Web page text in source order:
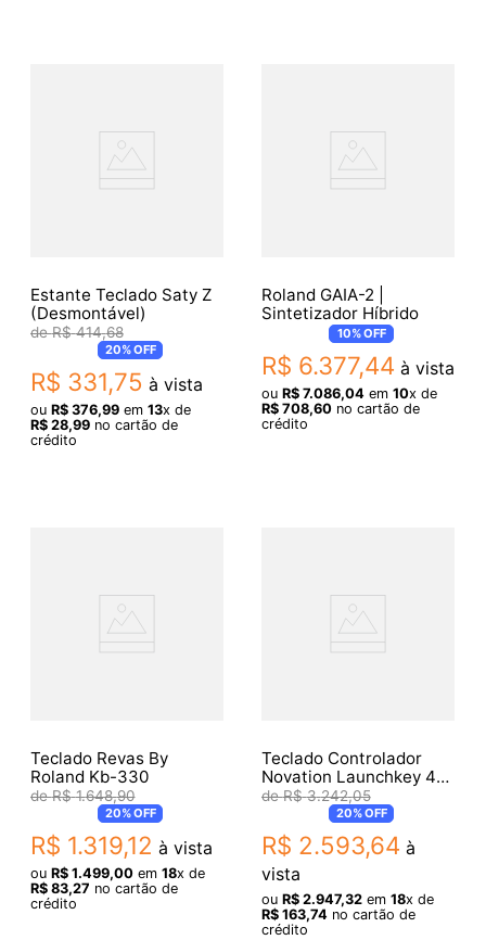
Estante Teclado Saty Z
(Desmontável)
R$ 414,68
20%OFF
R$ 331,75 à vista
ou R$ 376,99em 13x de
R$ 28,99no cartão de
crédito
Roland GAIA-2 |
Sintetizador Híbrido
10%OFF
R$ 6.377,44 à vista
ou R$ 7.086,04em 10x de
R$ 708,60no cartão de
crédito
Teclado Revas By
Roland Kb-330
R$ 1.648,90
20%OFF
R$ 1.319,12 à vista
ou R$ 1.499,00em 18x de
R$ 83,27 no cartão de
crédito
Teclado Controlador
Novation Launchkey 49
MK4 Preto
R$ 3.242,05
20%OFF
R$ 2.593,64 à
vista
ou R$ 2.947,32em 18x de
R$ 163,74no cartão de
crédito